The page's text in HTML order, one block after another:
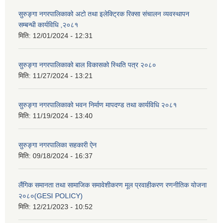
सुरुङ्गा नगरपालिकाको अटो तथा इलेक्ट्रिक रिक्सा संचालन व्यवस्थापन
सम्बन्धी कार्यविधि ,२०८१
मिति: 12/01/2024 - 12:31
सुरुङ्गा नगरपालिकाको बाल विकासको स्थिति पत्र २०८०
मिति: 11/27/2024 - 13:21
सुरुङ्गा नगरपालिकाको भवन निर्माण मापदण्ड तथा कार्यविधि २०८१
मिति: 11/19/2024 - 13:40
सुरुङ्गा नगरपालिका सहकारी ऐन
मिति: 09/18/2024 - 16:37
लैंगिक समानता तथा सामाजिक समावेशीकरण मूल प्रवाहीकरण रणनीतिक योजना
२०८०(GESI POLICY)
मिति: 12/21/2023 - 10:52